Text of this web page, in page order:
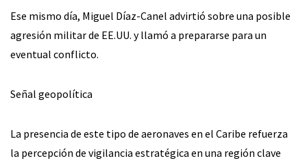
Ese mismo día, Miguel Díaz-Canel advirtió sobre una posible
agresión militar de EE.UU. y llamó a prepararse para un
eventual conflicto.
Señal geopolítica
La presencia de este tipo de aeronaves en el Caribe refuerza
la percepción de vigilancia estratégica en una región clave